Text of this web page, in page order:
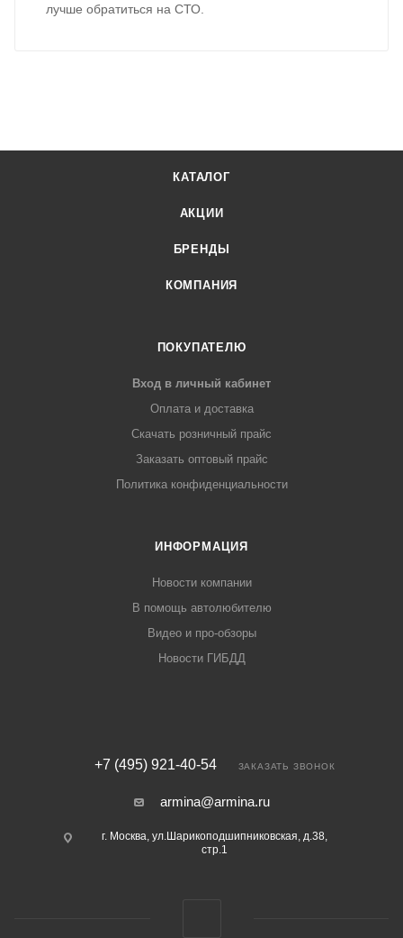
лучше обратиться на СТО.
КАТАЛОГ
АКЦИИ
БРЕНДЫ
КОМПАНИЯ
ПОКУПАТЕЛЮ
Вход в личный кабинет
Оплата и доставка
Скачать розничный прайс
Заказать оптовый прайс
Политика конфиденциальности
ИНФОРМАЦИЯ
Новости компании
В помощь автолюбителю
Видео и про-обзоры
Новости ГИБДД
+7 (495) 921-40-54 ЗАКАЗАТЬ ЗВОНОК
armina@armina.ru
г. Москва, ул.Шарикоподшипниковская, д.38,
стр.1